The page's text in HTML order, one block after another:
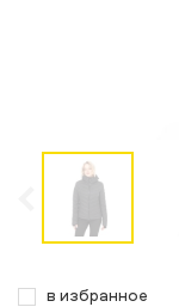
в избранное